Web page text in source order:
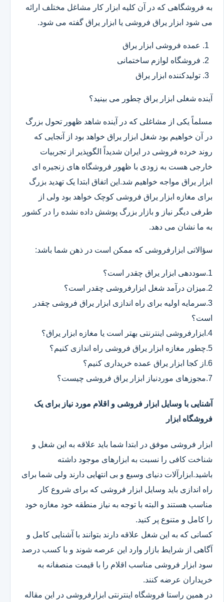
به فروشگاهی که در آن کلیه ابزار کار مشاغل مختلف ارائه
می شود ابزار یراق فروشی یا ابزار یراق گفته می شود.
عمده فروشی ابزار یراق
فروشگاه لوازم ساختمانی
تولیدکننده ابزار یراق
آینده شغلی ابزار یراق چطور می بینید؟
مسلماً یکی از مشاغلی که در آینده شاهد ظهور تحول بزرگ
در آن خواهیم بود شغل ابزار یراق خواهد بود از آنجایی که
روند خرده فروشی در ایران شدیداً الگوپذیر از تجربیات
خارجی هست به زودی با ظهور فروشگاه های زنجیره ای
ابزار یراق مواجه خواهیم شد.این اتفاق ابتدا یک تهدید بزرگ
برای مغازه ابزار یراق فروشی کوچک خواهد بود ولی از
طرفی دیگر نیاز و بازار بزرگ پوشش داده نشده را در کشور
به ما نشان می دهد.
سؤالاتی ابزارفروشی که ممکن است در ذهن شما باشد:
1.سوددهی ابزار یراق چقدر است؟
2.میزان درآمد شغل ابزارفروشی چقدر است؟
3.سرمایه اولیه برای راه اندازی ابزار یراق فروشی چقدر
است؟
4.ابزارفروشی اینترنتی بهتر است یا مغازه ابزار یراق؟
5.چطور مغازه ابزار یراق فروشی راه اندازی کنیم؟
6.از کجا ابزار یراق عمده خریداری کنیم؟
7.مجوزهای موردنیاز ابزار یراق فروشی چیست؟
آشنایی با وسایل ابزار فروشی و اقلام مورد نیاز برای یک
فروشگاه ابزار
ابزار فروشی موفق در ابتدا شما باید علاقه به این شغل و
شناخت کافی را نسبت به ابزارهای موجود داشته
باشید.ابزارآلات دنیای وسیع و بی انتهایی دارند ولی شما برای
راه اندازی باید وسایل ابزار فروشی که برای شروع کار
مناسب هستند و البته با توجه به نیاز منطقه خود مغازه خود
را کامل و متنوع پر کنید.
کسانی که به این شغل علاقه دارند بتوانند با آشنایی کامل و
آگاهی از شرایط بازار وارد این عرصه شوند و با کسب درصد
سود ابزار فروشی مناسب اقلام را با قیمت منصفانه به
خریداران عرضه کنند.
در همین راستا فروشگاه اینترنتی ابزارفروشی در این مقاله